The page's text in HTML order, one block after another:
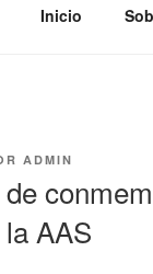
Inicio
ADMIN
AAS